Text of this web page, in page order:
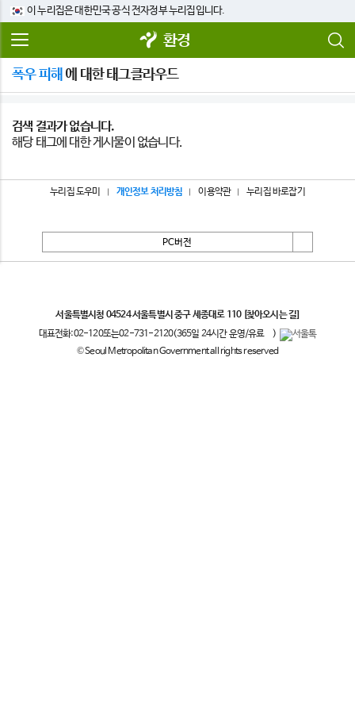
이 누리집은 대한민국 공식 전자정부 누리집입니다.
환경
폭우 피해 에 대한 태그클라우드
검색 결과가 없습니다.
해당 태그에 대한 게시물이 없습니다.
누리집 도우미 개인정보 처리방침 이용약관 누리집 바로잡기
PC버전
서울특별시청 04524 서울특별시 중구 세종대로 110 [찾아오시는 길]
대표전화:02-120또는02-731-2120(365일 24시간 운영/유료
)
© Seoul Metropolitan Government all rights reserved